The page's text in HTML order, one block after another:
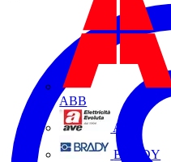
ABB
AVE
BRADY